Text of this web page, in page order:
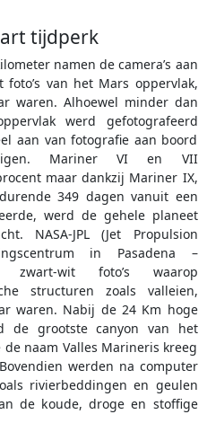
tijdperk
namen de camera’s aan
van het Mars oppervlak,
waren. Alhoewel minder dan
werd gefotografeerd
aan van fotografie aan boord
Mariner VI en VII
maar dankzij Mariner IX,
349 dagen vanuit een
werd de gehele planeet
NASA-JPL (Jet Propulsion
in Pasadena –
zwart-wit foto’s waarop
structuren zoals valleien,
waren. Nabij de 24 Km hoge
de grootste canyon van het
naam Valles Marineris kreeg
werden na computer
rivierbeddingen en geulen
de koude, droge en stoffige